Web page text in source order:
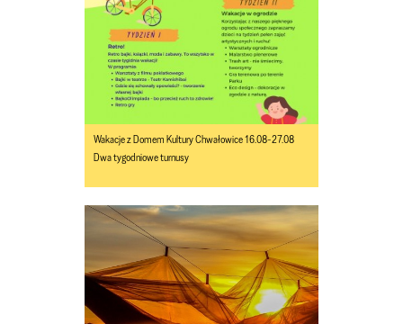
Wakacje z Domem Kultury Chwałowice 16.08-27.08
Dwa tygodniowe turnusy